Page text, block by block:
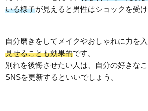
いる様子が見えると男性はショックを受け
自分磨きをしてメイクやおしゃれに力を入
見せることも効果的です。
別れを後悔させたい人は、自分の好きな
SNSを更新するといいでしょう。